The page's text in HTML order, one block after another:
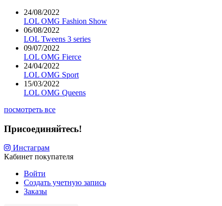
24/08/2022
LOL OMG Fashion Show
06/08/2022
LOL Tweens 3 series
09/07/2022
LOL OMG Fierce
24/04/2022
LOL OMG Sport
15/03/2022
LOL OMG Queens
посмотреть все
Присоединяйтесь!
Инстаграм
Кабинет покупателя
Войти
Создать учетную запись
Заказы